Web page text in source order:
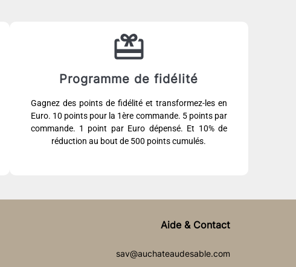
Programme de fidélité
Gagnez des points de fidélité et transformez-les en
Euro. 10 points pour la 1ère commande. 5 points par
commande. 1 point par Euro dépensé. Et 10% de
réduction au bout de 500 points cumulés.
Aide & Contact
sav@auchateaudesable.com